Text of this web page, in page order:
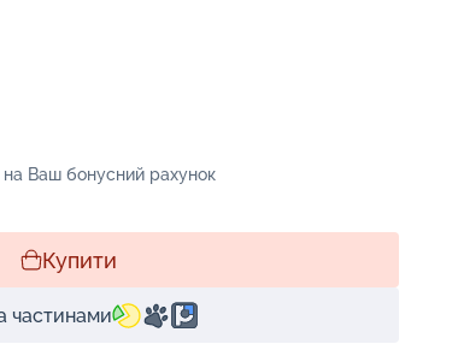
на Ваш бонусний рахунок
Купити
частинами